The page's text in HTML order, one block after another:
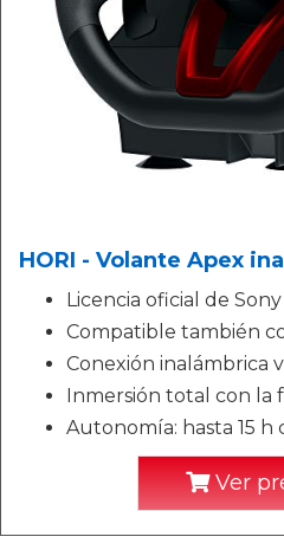
HORI - Volante Apex
Licencia oficial de Sony
Compatible también
Conexión inalámbrica
Inmersión total con la
Autonomía: hasta 15 h
Ver